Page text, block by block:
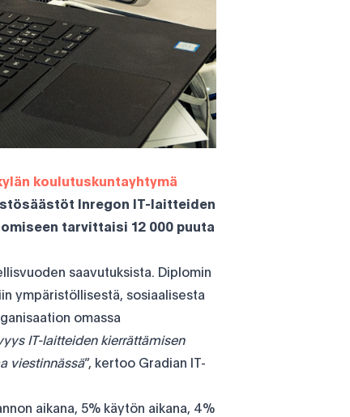
koulutuskuntayhtymä
Inregon IT-laitteiden
tarvittaisi 12 000 puuta
saavutuksista. Diplomin
ympäristöllisestä, sosiaalisesta
omassa
IT-laitteiden kierrättämisen
viestinnässä”, kertoo Gradian IT-
aikana, 5% käytön aikana, 4%